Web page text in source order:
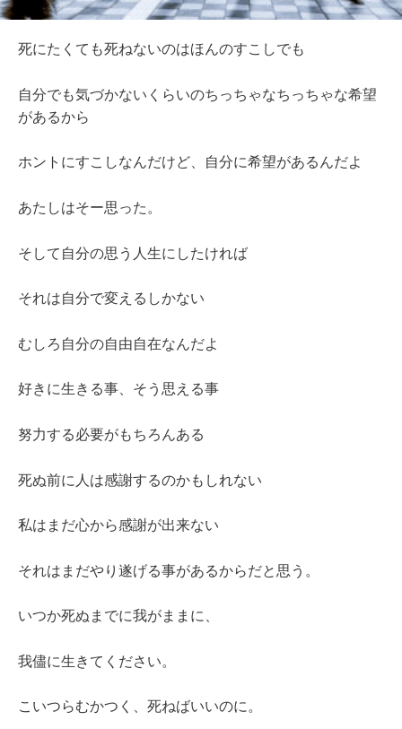
死にたくても死ねないのはほんのすこしでも
自分でも気づかないくらいのちっちゃなちっちゃな希望
があるから
ホントにすこしなんだけど、自分に希望があるんだよ
あたしはそー思った。
そして自分の思う人生にしたければ
それは自分で変えるしかない
むしろ自分の自由自在なんだよ
好きに生きる事、そう思える事
努力する必要がもちろんある
死ぬ前に人は感謝するのかもしれない
私はまだ心から感謝が出来ない
それはまだやり遂げる事があるからだと思う。
いつか死ぬまでに我がままに、
我儘に生きてください。
こいつらむかつく、死ねばいいのに。